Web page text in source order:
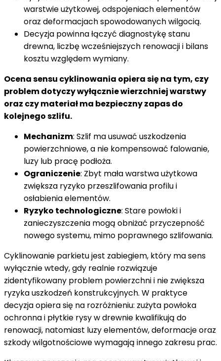
warstwie użytkowej, odspojeniach elementów
oraz deformacjach spowodowanych wilgocią.
Decyzja powinna łączyć diagnostykę stanu
drewna, liczbę wcześniejszych renowacji i bilans
kosztu względem wymiany.
Ocena sensu cyklinowania opiera się na tym, czy
problem dotyczy wyłącznie wierzchniej warstwy
oraz czy materiał ma bezpieczny zapas do
kolejnego szlifu.
Mechanizm: Szlif ma usuwać uszkodzenia
powierzchniowe, a nie kompensować falowanie,
luzy lub pracę podłoża.
Ograniczenie: Zbyt mała warstwa użytkowa
zwiększa ryzyko przeszlifowania profilu i
osłabienia elementów.
Ryzyko technologiczne: Stare powłoki i
zanieczyszczenia mogą obniżać przyczepność
nowego systemu, mimo poprawnego szlifowania.
Cyklinowanie parkietu jest zabiegiem, który ma sens
wyłącznie wtedy, gdy realnie rozwiązuje
zidentyfikowany problem powierzchni i nie zwiększa
ryzyka uszkodzeń konstrukcyjnych. W praktyce
decyzja opiera się na rozróżnieniu: zużyta powłoka
ochronna i płytkie rysy w drewnie kwalifikują do
renowacji, natomiast luzy elementów, deformacje oraz
szkody wilgotnościowe wymagają innego zakresu prac.